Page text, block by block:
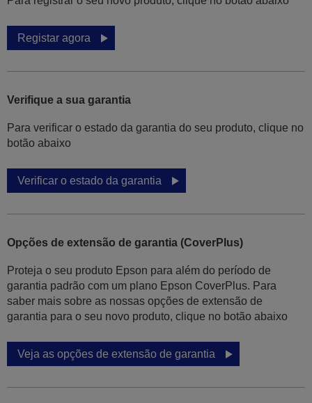
Registar agora
Verifique a sua garantia
Para verificar o estado da garantia do seu produto, clique no
botão abaixo
Verificar o estado da garantia
Opções de extensão de garantia (CoverPlus)
Proteja o seu produto Epson para além do período de
garantia padrão com um plano Epson CoverPlus. Para
saber mais sobre as nossas opções de extensão de
garantia para o seu novo produto, clique no botão abaixo
Veja as opções de extensão de garantia